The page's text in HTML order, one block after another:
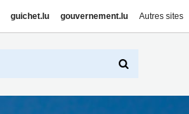
guichet.lu gouvernement.lu Autres sites